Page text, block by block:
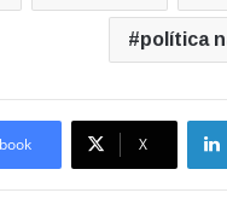
política
X